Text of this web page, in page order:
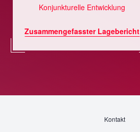
Konjunkturelle Entwicklung
Zusammengefasster Lagebericht
Kontakt